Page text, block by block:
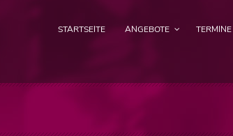
STARTSEITE ANGEBOTE TERMINE